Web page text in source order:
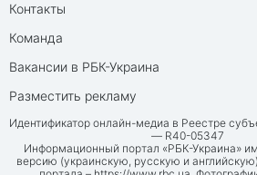
Контакты
Команда
Вакансии в РБК-Украина
Разместить рекламу
Идентификатор онлайн-медиа в Реестре
— R40-05347
Информационный портал «РБК-Украина»
версию (украинскую, русскую и